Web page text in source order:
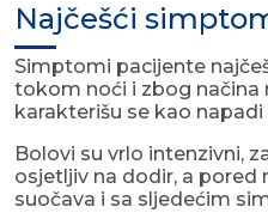
Najčešći
Simptomi pacijente
tokom noći i zbog načina
karakterišu se kao napadi
Bolovi su vrlo intenzivni,
osjetljiv na dodir, a pored
suočava i sa sljedećim